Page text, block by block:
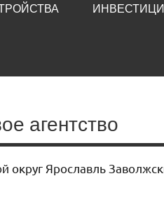
агентство
округ Ярославль